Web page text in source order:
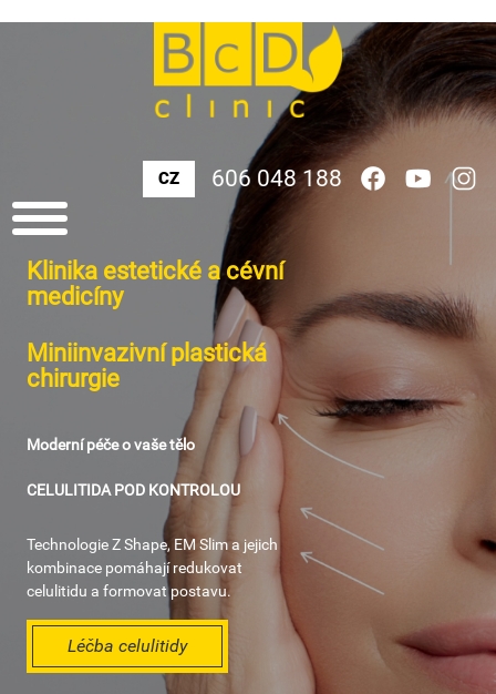
CZ 606 048 188
Klinika estetické a cévní
medicíny
Miniinvazivní plastická
chirurgie
Moderní péče o vaše tělo
CELULITIDA POD KONTROLOU
Technologie Z Shape, EM Slim a jejich
kombinace pomáhají redukovat
celulitidu a formovat postavu.
Léčba celulitidy